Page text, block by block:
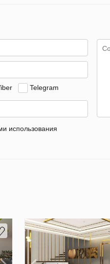
Telegram
использования